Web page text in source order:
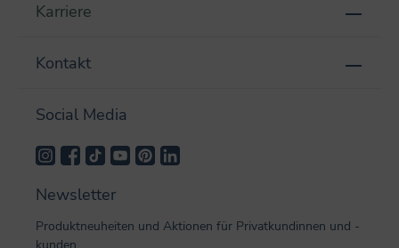
Karriere
Kontakt
Social Media
Newsletter
Produktneuheiten und Aktionen für Privatkundinnen und -